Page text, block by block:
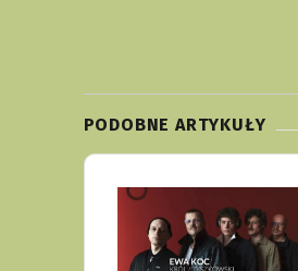
PODOBNE ARTYKUŁY